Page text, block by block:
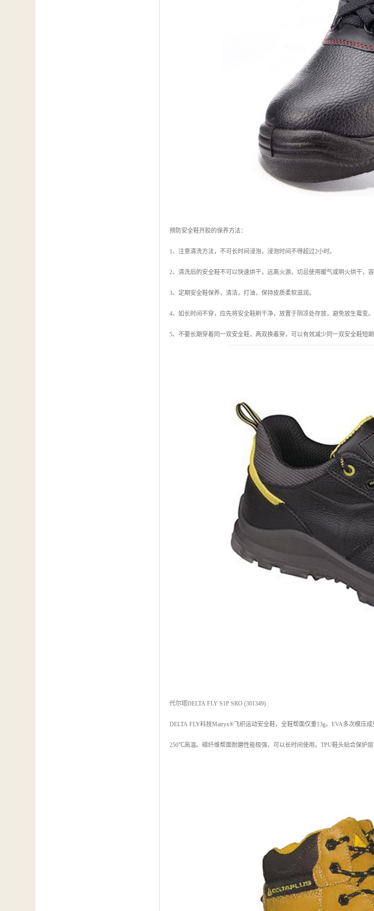
预防安全鞋开胶的保养方法：
1、注意清洗方法，不可长时间浸泡，浸泡时间不得超过2小时。
2、清洗后的安全鞋不可以快速烘干，远离火源，切忌使用暖气或明火烘干，
3、定期安全鞋保养，清洁，打油，保持皮质柔软滋润。
4、如长时间不穿，应先将安全鞋刷干净，放置于阴凉处存放，避免放生霉变
5、不要长期穿着同一双安全鞋，两双换着穿，可以有效减少同一双安全鞋短
代尔塔DELTA FLY S1P SRO (301349)
DELTA FLY科技Matryx®飞织运动安全鞋，全鞋帮面仅重13g。EVA多次模压
250℃高温。碳纤维帮面耐磨性能极强，可以长时间使用。TPU鞋头贴合保护